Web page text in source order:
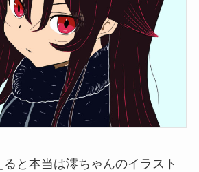
と本当は澪ちゃんのイラスト